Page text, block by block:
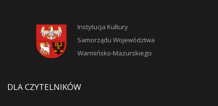
Instytucja Kultury
Samorządu Województwa
Warmińsko-Mazurskiego
DLA CZYTELNIKÓW